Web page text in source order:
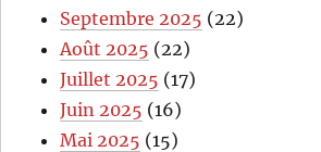
Septembre 2025 (22)
Août 2025 (22)
Juillet 2025 (17)
Juin 2025 (16)
Mai 2025 (15)